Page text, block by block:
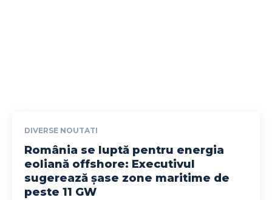
DIVERSE NOUTATI
România se luptă pentru energia
eoliană offshore: Executivul
sugerează șase zone maritime de
peste 11 GW